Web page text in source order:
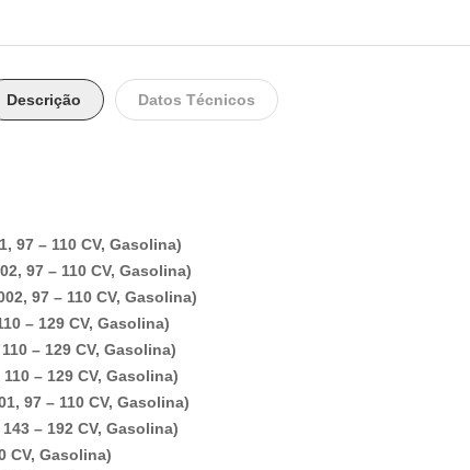
Descrição Datos Técnicos
97 – 110 CV, Gasolina)
97 – 110 CV, Gasolina)
97 – 110 CV, Gasolina)
– 129 CV, Gasolina)
– 129 CV, Gasolina)
– 129 CV, Gasolina)
97 – 110 CV, Gasolina)
– 192 CV, Gasolina)
CV, Gasolina)